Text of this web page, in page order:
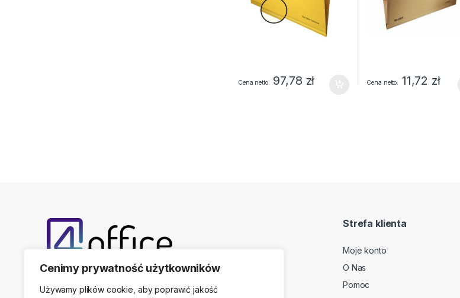
Cenimy prywatność użytkowników
Używamy plików cookie, aby poprawić jakość
Cena netto 97,78 zł Cena netto 11,72 zł
Telefon kontaktowy
(22) 761-17-50, 509 474 442
Strefa klienta
Moje konto
O Nas
Pomoc